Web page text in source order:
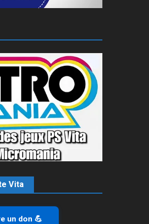
Vita
un don 💪